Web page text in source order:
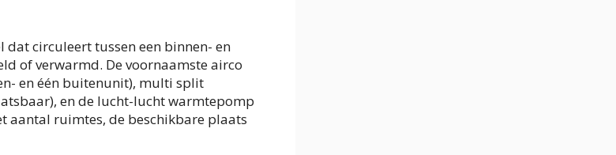
circuleert tussen een binnen- en
of verwarmd. De voornaamste airco
en één buitenunit), multi split
en de lucht-lucht warmtepomp
aantal ruimtes, de beschikbare plaats